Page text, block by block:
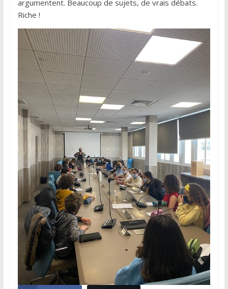
argumentent. Beaucoup de sujets, de vrais débats.
Riche !